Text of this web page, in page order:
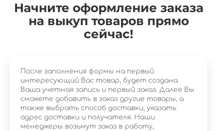
Начните оформление заказа
на выкуп товаров прямо
сейчас!
После заполнения формы на первый
интересующий Вас товар, будет создана
Ваша учетная запись и первый заказ. Далее Вы
сможете добавить в заказ другие товары, а
также выбрать способ доставки, указать
адрес доставки и получателя. Наши
менеджеры возьмут заказ в работу,